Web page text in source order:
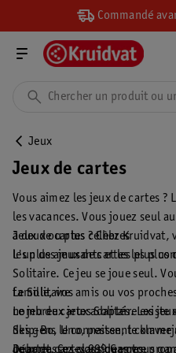
Commandé
Jeux
Jeux de cartes
Vous aimez les jeux de cartes ?
les vacances. Vous jouez seul
à deux ou plus ? Chez
les plus amusants et les plus
Jeux de cartes célèbres
L'un des jeux de cartes les plus
Solitaire. Ce jeu se joue seul.
famille, vos amis ou vos
nombreux jeux adaptés. Les
Skip-Bo, Uno, pesten, le
quartet. Ces classiques vous
Le Solitaire
Le jeu de cartes Solitaire existe
des gens le connaissent
Débarrassez-vous de votre
Jeux de cartes 999 Games